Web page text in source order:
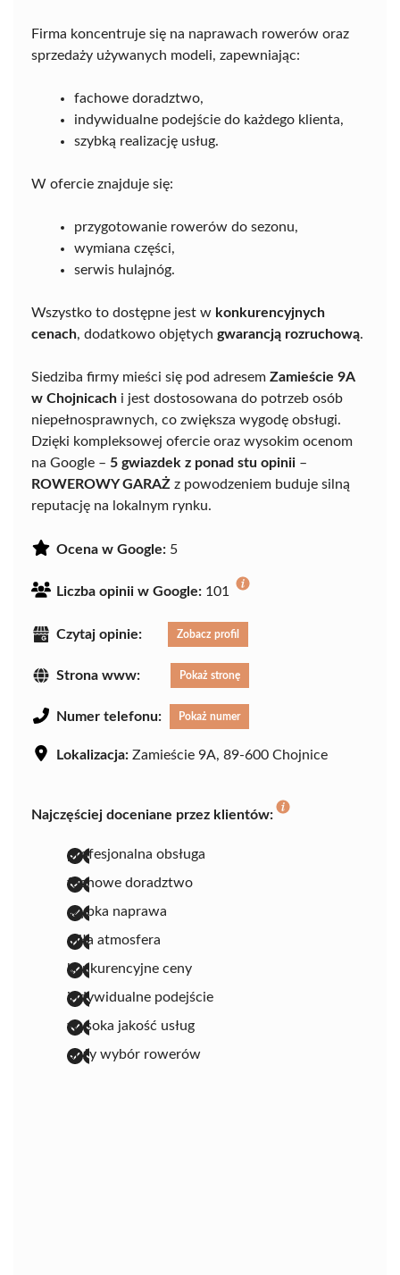
Firma koncentruje się na naprawach rowerów oraz
sprzedaży używanych modeli, zapewniając:
fachowe doradztwo,
indywidualne podejście do każdego klienta,
szybką realizację usług.
W ofercie znajduje się:
przygotowanie rowerów do sezonu,
wymiana części,
serwis hulajnóg.
Wszystko to dostępne jest w konkurencyjnych
cenach, dodatkowo objętych gwarancją rozruchową.
Siedziba firmy mieści się pod adresem Zamieście 9A
w Chojnicach i jest dostosowana do potrzeb osób
niepełnosprawnych, co zwiększa wygodę obsługi.
Dzięki kompleksowej ofercie oraz wysokim ocenom
na Google – 5 gwiazdek z ponad stu opinii –
ROWEROWY GARAŻ z powodzeniem buduje silną
reputację na lokalnym rynku.
Ocena w Google: 5
Liczba opinii w Google: 101
Czytaj opinie: Zobacz profil
Strona www: Pokaż stronę
Numer telefonu: Pokaż numer
Lokalizacja: Zamieście 9A, 89-600 Chojnice
Najczęściej doceniane przez klientów:
profesjonalna obsługa
fachowe doradztwo
szybka naprawa
miła atmosfera
konkurencyjne ceny
indywidualne podejście
wysoka jakość usług
duży wybór rowerów